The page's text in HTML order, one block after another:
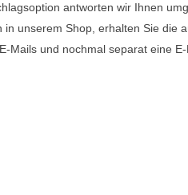
antworten wir Ihnen
in unserem Shop, erhalten Sie die
Mails und nochmal separat eine